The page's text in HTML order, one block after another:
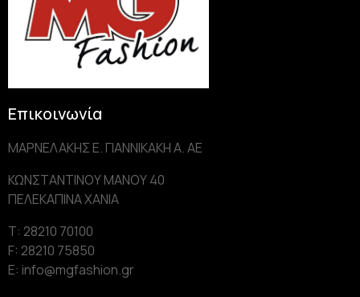
Επικοινωνία
ΜΑΡΝΕΛΑΚΗΣ Ε. ΓΙΑΝΝΙΚΑΚΗ Α. AE
ΚΩΝΣΤΑΝΤΙΝΟΥ ΜΑΝΟΥ 40
ΠΕΛΕΚΑΠΙΝΑ ΧΑΝΙΑ
Τ: 28210 70100
F: 28210 75850
Ε: info@mgfashion.gr